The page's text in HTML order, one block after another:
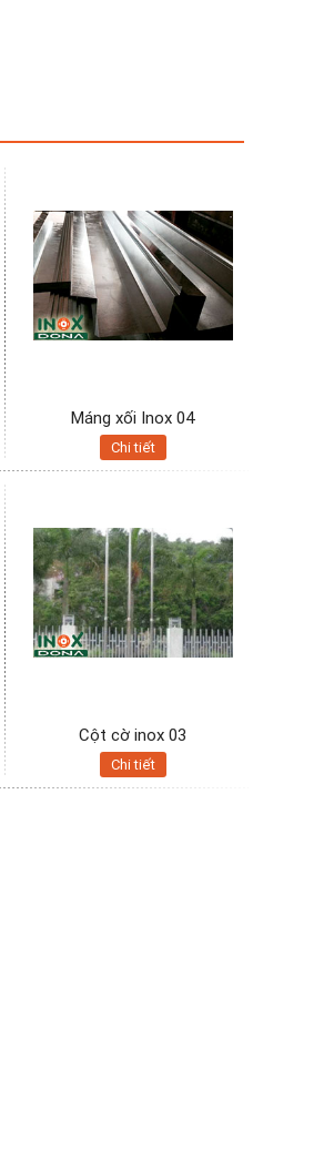
Máng xối Inox 04
Chi tiết
Cột cờ inox 03
Chi tiết